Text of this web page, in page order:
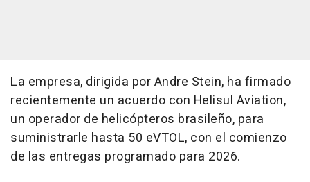
La empresa, dirigida por Andre Stein, ha firmado
recientemente un acuerdo con Helisul Aviation,
un operador de helicópteros brasileño, para
suministrarle hasta 50 eVTOL, con el comienzo
de las entregas programado para 2026.